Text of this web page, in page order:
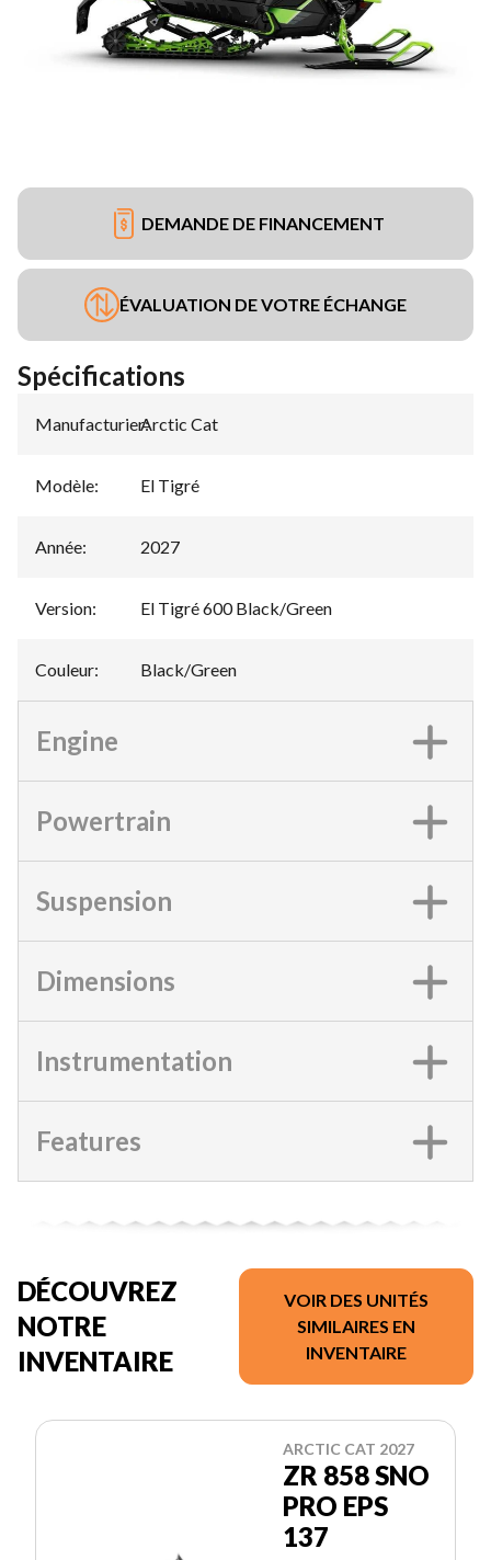
DEMANDE DE FINANCEMENT
ÉVALUATION DE VOTRE ÉCHANGE
Spécifications
Manufacturier:
Arctic Cat
Modèle: El Tigré
Année: 2027
Version: El Tigré 600 Black/Green
Couleur: Black/Green
Engine
Powertrain
Suspension
Dimensions
Instrumentation
Features
DÉCOUVREZ
NOTRE
INVENTAIRE
VOIR DES UNITÉS
SIMILAIRES EN
INVENTAIRE
ARCTIC CAT 2027
ZR 858 SNO
PRO EPS
137